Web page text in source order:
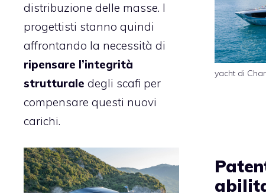
distribuzione delle masse. I
progettisti stanno quindi
affrontando la necessità di
ripensare l’integrità
strutturale degli scafi per
compensare questi nuovi
carichi.
yacht di